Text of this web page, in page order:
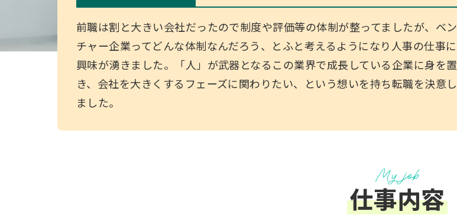
前職は割と大きい会社だったので制度や評価等の体制が整ってましたが、ベン
チャー企業ってどんな体制なんだろう、とふと考えるようになり人事の仕事に
興味が湧きました。「人」が武器となるこの業界で成長している企業に身を置
き、会社を大きくするフェーズに関わりたい、という想いを持ち転職を決意し
ました。
仕事内容